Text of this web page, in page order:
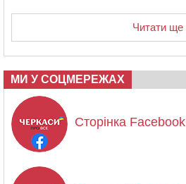
Читати ще
МИ У СОЦМЕРЕЖАХ
Сторінка Facebook